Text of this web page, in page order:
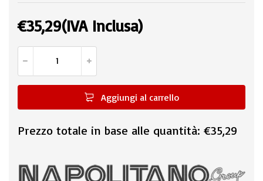
€35,29(IVA Inclusa)
Aggiungi al carrello
Prezzo totale in base alle quantità: €35,29